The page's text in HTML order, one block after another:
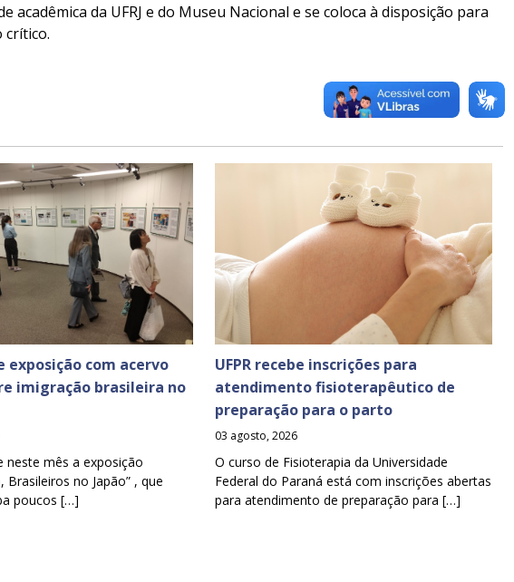
acadêmica da UFRJ e do Museu Nacional e se coloca à disposição para
crítico.
exposição com acervo
imigração brasileira no
neste mês a exposição
Brasileiros no Japão” , que
poucos […]
UFPR recebe inscrições para
atendimento fisioterapêutico de
preparação para o parto
03 agosto, 2026
O curso de Fisioterapia da Universidade
Federal do Paraná está com inscrições abertas
para atendimento de preparação para […]